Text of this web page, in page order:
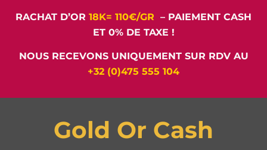
RACHAT D’OR 18K= 110€/GR – PAIEMENT CASH
ET 0% DE TAXE !
NOUS RECEVONS UNIQUEMENT SUR RDV AU
+32 (0)475 555 104
Gold Or Cash